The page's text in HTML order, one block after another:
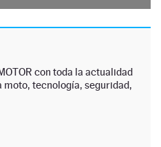
con toda la actualidad
moto, tecnología, seguridad,